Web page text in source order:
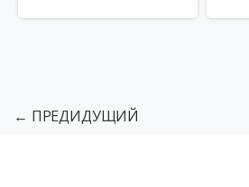
← ПРЕДИДУЩИЙ